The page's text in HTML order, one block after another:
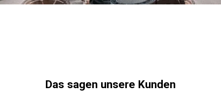
Das sagen unsere Kunden